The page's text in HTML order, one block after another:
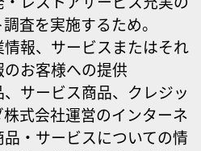
査を実施するため。
情報、サービスまたはそれ
お客様への提供
、サービス商品、クレジッ
株式会社運営のインターネ
・サービスについての情